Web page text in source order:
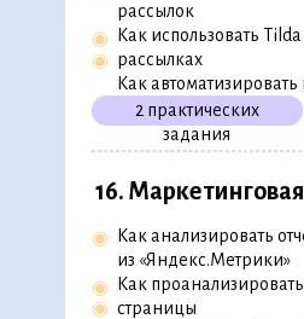
16.
Как анализировать
из «Яндекс.Метрики»
Как
страницы
◉
◉
◉
рассылок
Как использовать
рассылках
Как автоматизировать
рассылки
2 практических
задания
◉
◉